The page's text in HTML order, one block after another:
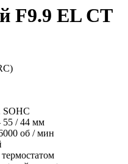
F9.9 EL CT
SOHC
55 / 44 мм
об / мин